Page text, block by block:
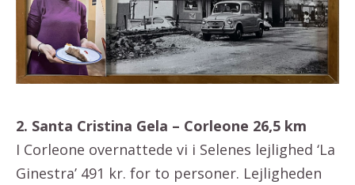
2. Santa Cristina Gela – Corleone 26,5 km
I Corleone overnattede vi i Selenes lejlighed ‘La
Ginestra’ 491 kr. for to personer. Lejligheden